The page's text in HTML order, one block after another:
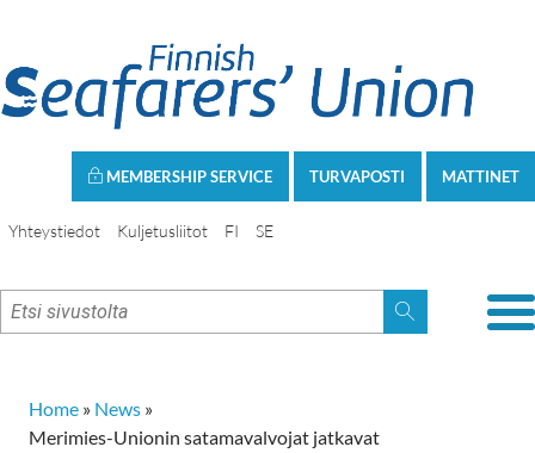
MATTINET
TURVAPOSTI
MEMBERSHIP SERVICE
Yhteystiedot Kuljetusliitot FI SE
Home » News »
Merimies-Unionin satamavalvojat jatkavat